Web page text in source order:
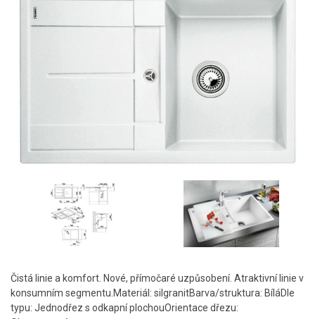
Čistá linie a komfort. Nové, přímočaré uzpůsobení. Atraktivní linie v
konsumním segmentu.Materiál: silgranitBarva/struktura: BíláDle
typu: Jednodřez s odkapní plochouOrientace dřezu: